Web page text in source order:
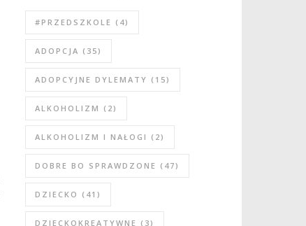
#PRZEDSZKOLE (4)
ADOPCJA (35)
ADOPCYJNE DYLEMATY (15)
ALKOHOLIZM (2)
ALKOHOLIZM I NAŁOGI (2)
DOBRE BO SPRAWDZONE (47)
DZIECKO (41)
DZIECKOKREATYWNE (3)